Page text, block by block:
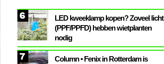
6
LED kweeklamp kopen? Zoveel licht
(PPF/PPFD) hebben wietplanten
nodig
7
Column • Fenix in Rotterdam is